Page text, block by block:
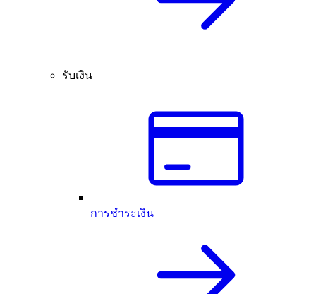
รับเงิน
การชำระเงิน